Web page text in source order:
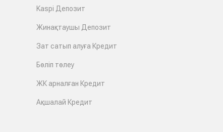
Kaspi Депозит
Жинақтаушы Депозит
Зат сатып алуға Кредит
Бөліп төлеу
ЖК арналған Кредит
Ақшалай Кредит